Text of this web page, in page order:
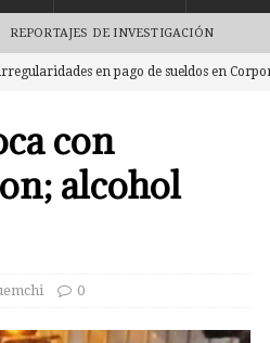
REPORTAJES DE INVESTIGACIÓN
en pago de sueldos en
reducida a escombros tras «raro»
sujetos en embarcadero a Chiloé con 5
con
alcohol
0